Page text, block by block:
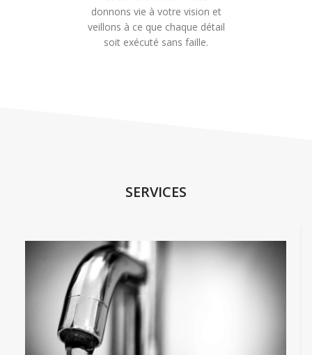
donnons vie à votre vision et
veillons à ce que chaque détail
soit exécuté sans faille.
SERVICES